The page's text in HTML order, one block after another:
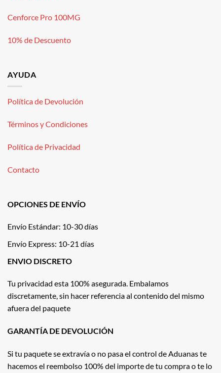
Cenforce Pro 100MG
10% de Descuento
AYUDA
Política de Devolución
Términos y Condiciones
Política de Privacidad
Contacto
OPCIONES DE ENVÍO
Envío Estándar: 10-30 días
Envío Express: 10-21 días
ENVIO DISCRETO
Tu privacidad esta 100% asegurada. Embalamos
discretamente, sin hacer referencia al contenido del mismo
afuera del paquete
GARANTÍA DE DEVOLUCIÓN
Si tu paquete se extravía o no pasa el control de Aduanas te
hacemos el reembolso 100% del importe de tu compra o te lo